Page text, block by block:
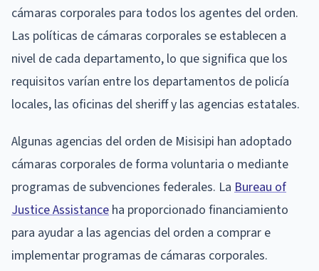
cámaras corporales para todos los agentes del orden.
Las políticas de cámaras corporales se establecen a
nivel de cada departamento, lo que significa que los
requisitos varían entre los departamentos de policía
locales, las oficinas del sheriff y las agencias estatales.
Algunas agencias del orden de Misisipi han adoptado
cámaras corporales de forma voluntaria o mediante
programas de subvenciones federales. La Bureau of
Justice Assistance ha proporcionado financiamiento
para ayudar a las agencias del orden a comprar e
implementar programas de cámaras corporales.